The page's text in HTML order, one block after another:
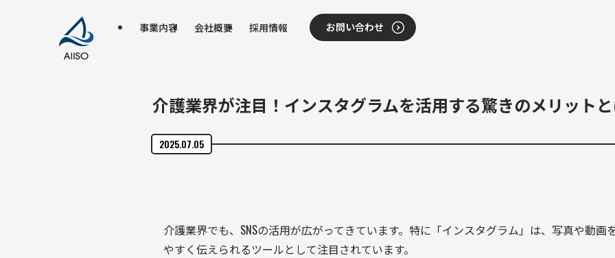
事業内容 会社概要 採用情報 お問い合わせ
介護業界が注目！インスタグラムを活用する驚きのメリット
2025.07.05
介護業界でも、SNSの活用が広がってきています。特に「インスタグラム」は、写真や動画
やすく伝えられるツールとして注目されています。